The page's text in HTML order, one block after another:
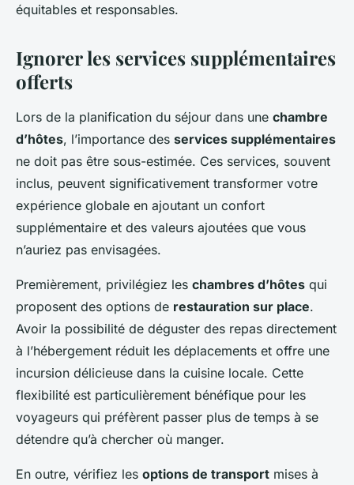
équitables et responsables.
Ignorer les services supplémentaires
offerts
Lors de la planification du séjour dans une chambre
d’hôtes, l’importance des services supplémentaires
ne doit pas être sous-estimée. Ces services, souvent
inclus, peuvent significativement transformer votre
expérience globale en ajoutant un confort
supplémentaire et des valeurs ajoutées que vous
n’auriez pas envisagées.
Premièrement, privilégiez les chambres d’hôtes qui
proposent des options de restauration sur place.
Avoir la possibilité de déguster des repas directement
à l’hébergement réduit les déplacements et offre une
incursion délicieuse dans la cuisine locale. Cette
flexibilité est particulièrement bénéfique pour les
voyageurs qui préfèrent passer plus de temps à se
détendre qu’à chercher où manger.
En outre, vérifiez les options de transport mises à